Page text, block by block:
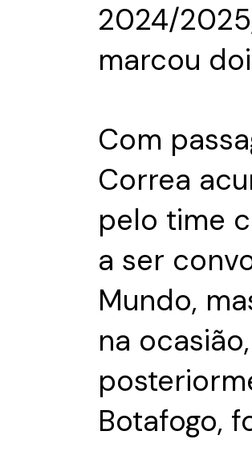
2024/
marcou
Com
Correa
pelo time
a ser
Mundo,
na
Botafogo,